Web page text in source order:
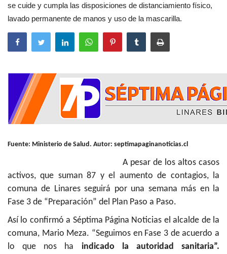
se cuide y cumpla las disposiciones de distanciamiento físico,
lavado permanente de manos y uso de la mascarilla.
Fuente: Ministerio de Salud. Autor: septimapaginanoticias.cl
A pesar de los altos casos
activos, que suman 87 y el aumento de contagios, la
comuna de Linares seguirá por una semana más en la
Fase 3 de “Preparación” del Plan Paso a Paso.
Así lo confirmó a Séptima Página Noticias el alcalde de la
comuna, Mario Meza. “Seguimos en Fase 3 de acuerdo a
lo que nos ha indicado la autoridad sanitaria”.